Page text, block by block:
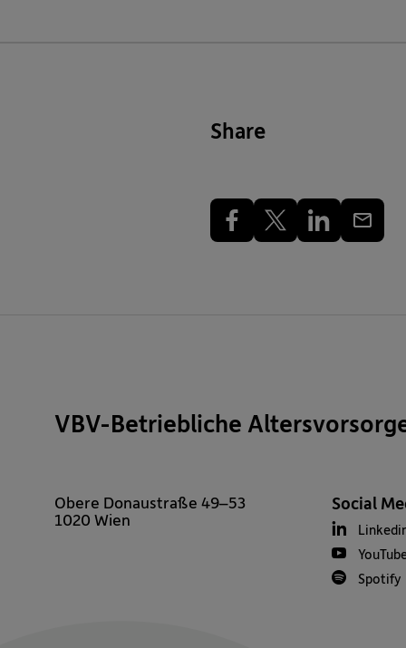
Share
VBV-Betriebliche
Obere Donaustraße 49–53
1020 Wien
Social
Spotify